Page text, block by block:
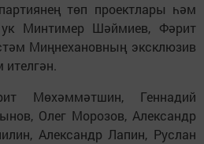
төп проектлары һәм
Минтимер Шәймиев, Фәрит
Миңнехановның эксклюзив
Мөхәммәтшин, Геннадий
Олег Морозов, Александр
Александр Лапин, Руслан